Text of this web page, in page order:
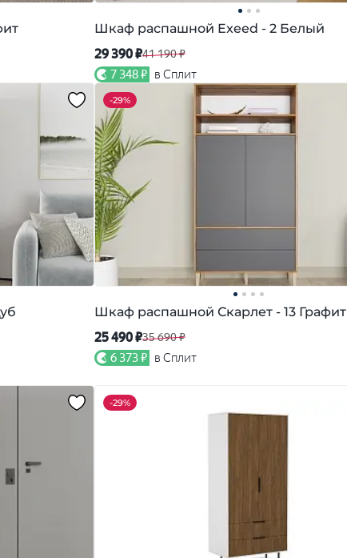
Шкаф распашной Exeed - 2 Белый
29 390 ₽41 190 ₽
7 348 ₽ в Сплит
-29%
Шкаф распашной Скарлет - 13 Графит
25 490 ₽35 690 ₽
6 373 ₽ в Сплит
-29%